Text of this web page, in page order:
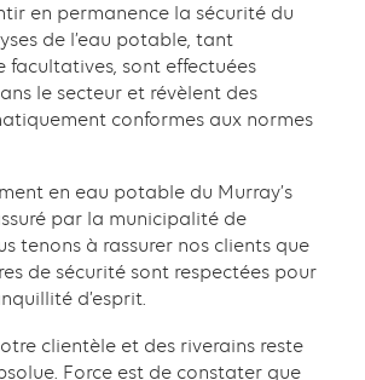
en permanence la sécurité du
de l’eau potable, tant
facultatives, sont effectuées
le secteur et révèlent des
conformes aux normes
en eau potable du Murray’s
par la municipalité de
tenons à rassurer nos clients que
de sécurité sont respectées pour
d’esprit.
clientèle et des riverains reste
Force est de constater que